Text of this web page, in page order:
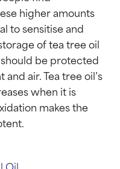
higher amounts
to sensitise and
of tea tree oil
be protected
air. Tea tree oil’s
when it is
makes the
Oil